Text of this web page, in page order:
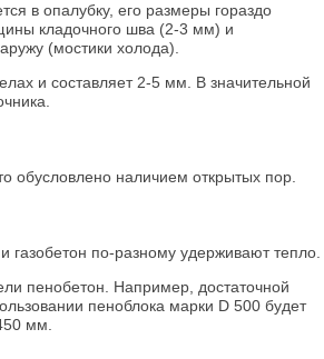
в опалубку, его размеры гораздо
кладочного шва (2-3 мм) и
(мостики холода).
и составляет 2-5 мм. В значительной
обусловлено наличием открытых пор.
газобетон по-разному удерживают тепло.
пенобетон. Например, достаточной
пеноблока марки D 500 будет
мм.